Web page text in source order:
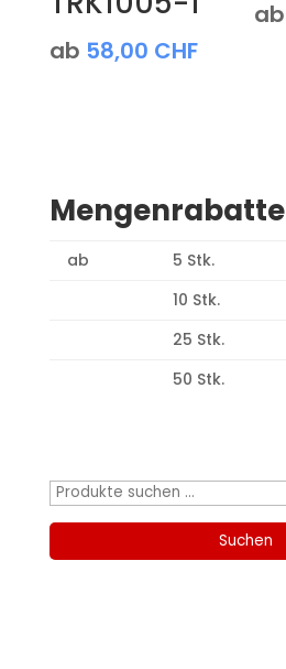
ab 58,00 CHF
ab
Mengenrabatte
ab 5 Stk.
10 Stk.
25 Stk.
50 Stk.
Suchen
Suchen